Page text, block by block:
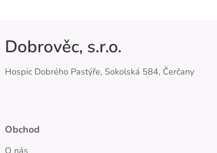
Dobrověc, s.r.o.
Hospic Dobrého Pastýře, Sokolská 584, Čerčany
Obchod
O nás